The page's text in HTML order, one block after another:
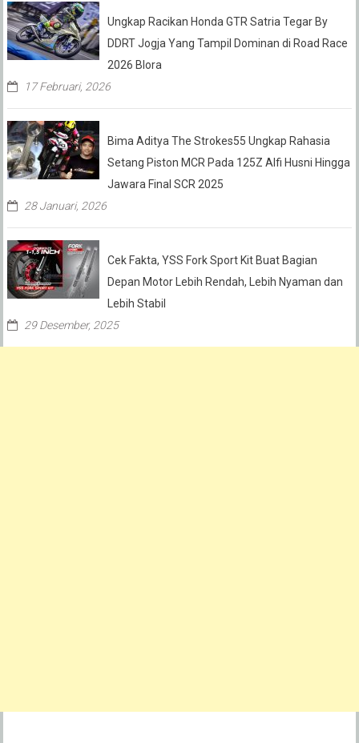
Ungkap Racikan Honda GTR Satria Tegar By
DDRT Jogja Yang Tampil Dominan di Road Race
2026 Blora
17 Februari, 2026
Bima Aditya The Strokes55 Ungkap Rahasia
Setang Piston MCR Pada 125Z Alfi Husni Hingga
Jawara Final SCR 2025
28 Januari, 2026
Cek Fakta, YSS Fork Sport Kit Buat Bagian
Depan Motor Lebih Rendah, Lebih Nyaman dan
Lebih Stabil
29 Desember, 2025